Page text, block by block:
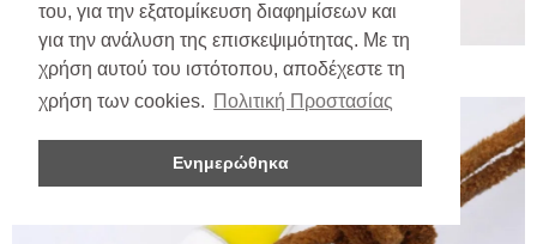
του, για την εξατομίκευση διαφημίσεων και
για την ανάλυση της επισκεψιμότητας. Με τη
χρήση αυτού του ιστότοπου, αποδέχεστε τη
χρήση των cookies. Πολιτική Προστασίας
Ενημερώθηκα